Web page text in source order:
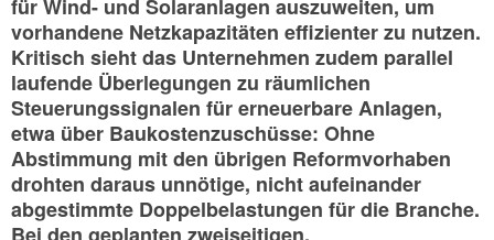
für Wind- und Solaranlagen auszuweiten, um
vorhandene Netzkapazitäten effizienter zu nutzen.
Kritisch sieht das Unternehmen zudem parallel
laufende Überlegungen zu räumlichen
Steuerungssignalen für erneuerbare Anlagen,
etwa über Baukostenzuschüsse: Ohne
Abstimmung mit den übrigen Reformvorhaben
drohten daraus unnötige, nicht aufeinander
abgestimmte Doppelbelastungen für die Branche.